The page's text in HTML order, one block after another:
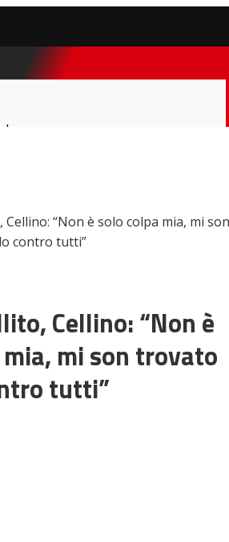
Cellino: “Non è solo colpa mia, mi son
contro tutti”
Cellino: “Non è
mi son trovato
tutti”